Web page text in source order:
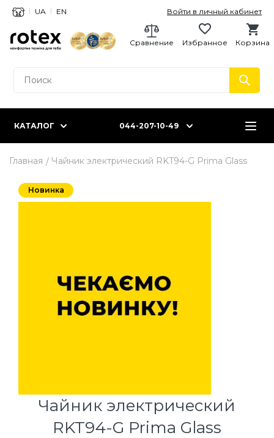
UA EN Войти в личный кабинет
Корзина
Избранное
Сравнение
КАТАЛОГ 044-207-10-49
Главная Чайник электрический RKT94-G Prima Glass
Новинка
Чайник электрический
RKT94-G Prima Glass